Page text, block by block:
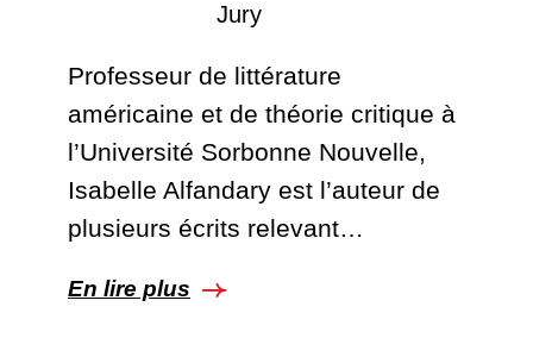
Jury
Professeur de littérature
américaine et de théorie critique à
l’Université Sorbonne Nouvelle,
Isabelle Alfandary est l’auteur de
plusieurs écrits relevant…
En lire plus